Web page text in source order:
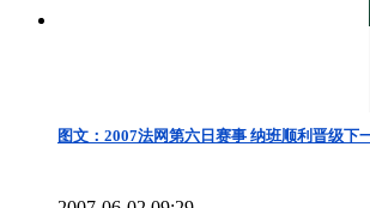
图文：2007法网第六日赛事 纳班顺利晋级下